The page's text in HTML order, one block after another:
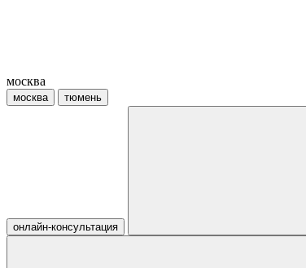
москва
москва тюмень
онлайн-консультация